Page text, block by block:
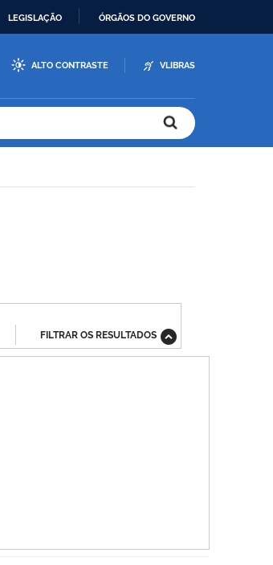
LEGISLAÇÃO ÓRGÃOS DO GOVERNO
ALTO CONTRASTE VLIBRAS
FILTRAR OS RESULTADOS